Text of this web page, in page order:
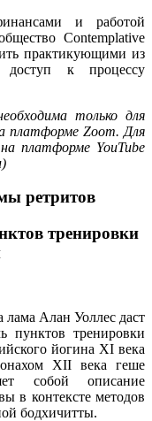
и работой
Contemplative
практикующими из
к процессу
только для
платформе Zoom. Для
платформе YouTube
ретритов
тренировки
лама Алан Уоллес даст
пунктов тренировки
йогина XI века
XII века геше
собой описание
в контексте методов
бодхичитты.